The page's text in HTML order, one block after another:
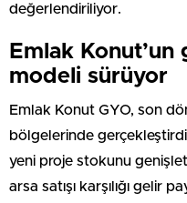
değerlendiriliyor.
Emlak Konut’un
modeli sürüyor
Emlak Konut GYO, son
bölgelerinde
yeni proje stokunu
arsa satışı karşılığı gelir